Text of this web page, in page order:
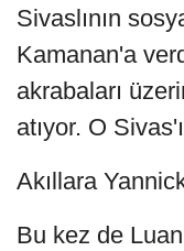
Sivaslının
Kamanan'a
akrabaları
atıyor. O
Akıllara
Bu kez de